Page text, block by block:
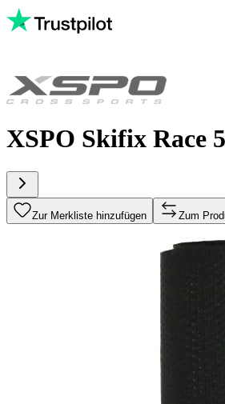
XSPO Skifix Race
Zur Merkliste hinzufügen Zum